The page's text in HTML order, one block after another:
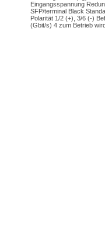
Eingangsspannung
SFP/terminal Black
Polarität 1/2 (+), 3/6 (-)
(Gbit/s) 4 zum Betrieb